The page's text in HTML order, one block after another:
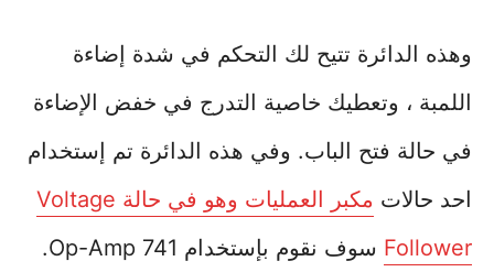
وهذه الدائرة تتيح لك التحكم في شدة إضاءة
اللمبة ، وتعطيك خاصية التدرج في خفض الإضاءة
في حالة فتح الباب. وفي هذه الدائرة تم إستخدام
احد حالات
مكبر العمليات وهو في حالة Voltage
Follower سوف نقوم بإستخدام Op-Amp 741.